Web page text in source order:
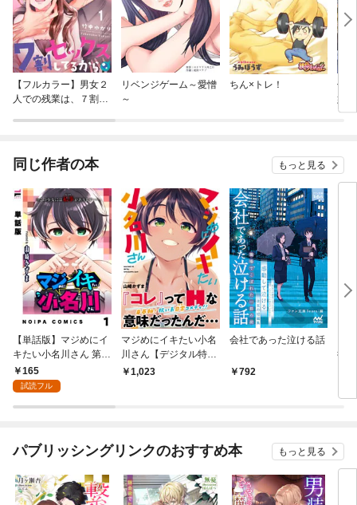
【フルカラー】男女２
人での残業は、７割セ
リベンジゲーム～愛憎
～
ちん×トレ！
仮
嫁
売】
同じ作者の本 もっと見る
【単話版】マジめにイ
キたい小名川さん 第1
話165
試読フル
マジめにイキたい小名
川さん【デジタル特装
版】1,023
会社であった泣ける話
792
術
パブリッシングリンクのおすすめ本 もっと見る